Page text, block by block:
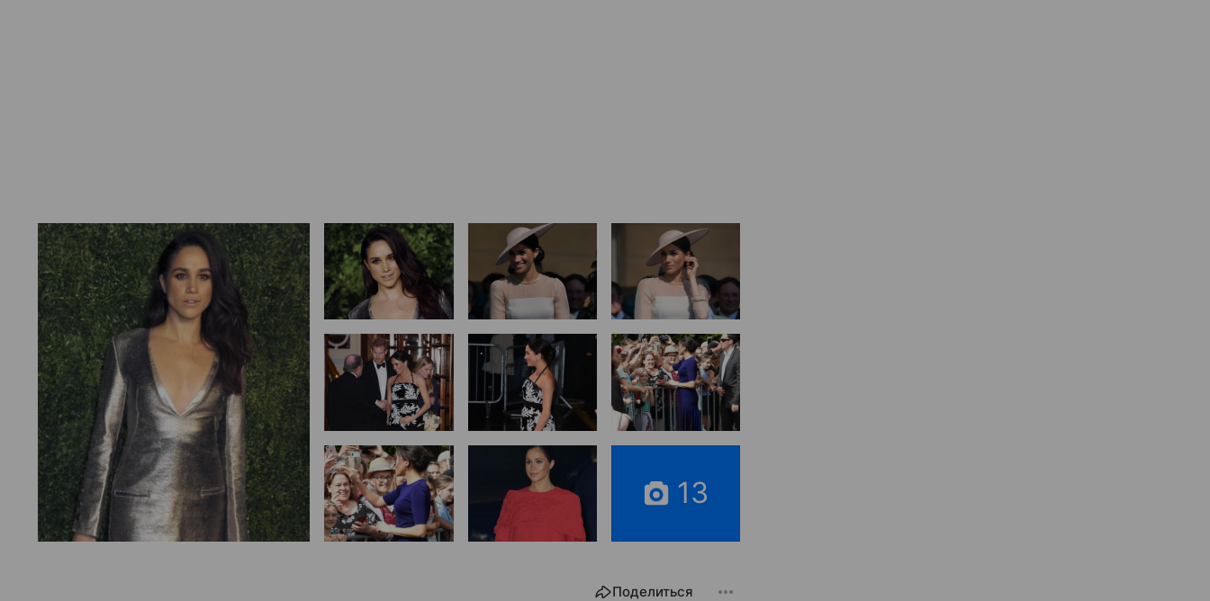
13
Поделиться